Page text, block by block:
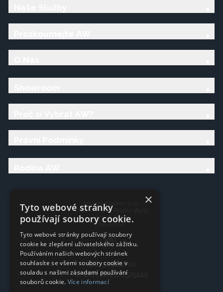
Ancient Wisdom s.r.o.,
CTpark Trnava, Prílohy 583/57
919 26 Zavar
Slovensko
IČO: 50920600
IČ DPH: SK2120525440
×
Tyto webové stránky
používají soubory cookie.
Tyto webové stránky používají soubory
cookie ke zlepšení uživatelského zážitku.
Používáním našich webových stránek
souhlasíte se všemi soubory cookie v
souladu s našimi zásadami používání
souborů cookie. Více informací